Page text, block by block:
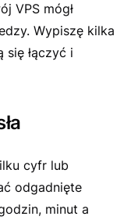
VPS mógł
Wypiszę kilka
łączyć i
cyfr lub
odgadnięte
minut a